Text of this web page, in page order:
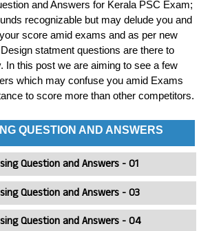
and Answers for Kerala PSC Exam;
recognizable but may delude you and
score amid exams and as per new
statment questions are there to
In this post we are aiming to see a few
which may confuse you amid Exams
to score more than other competitors.
QUESTION AND ANSWERS
Question and Answers - 01
Question and Answers - 03
Question and Answers - 04